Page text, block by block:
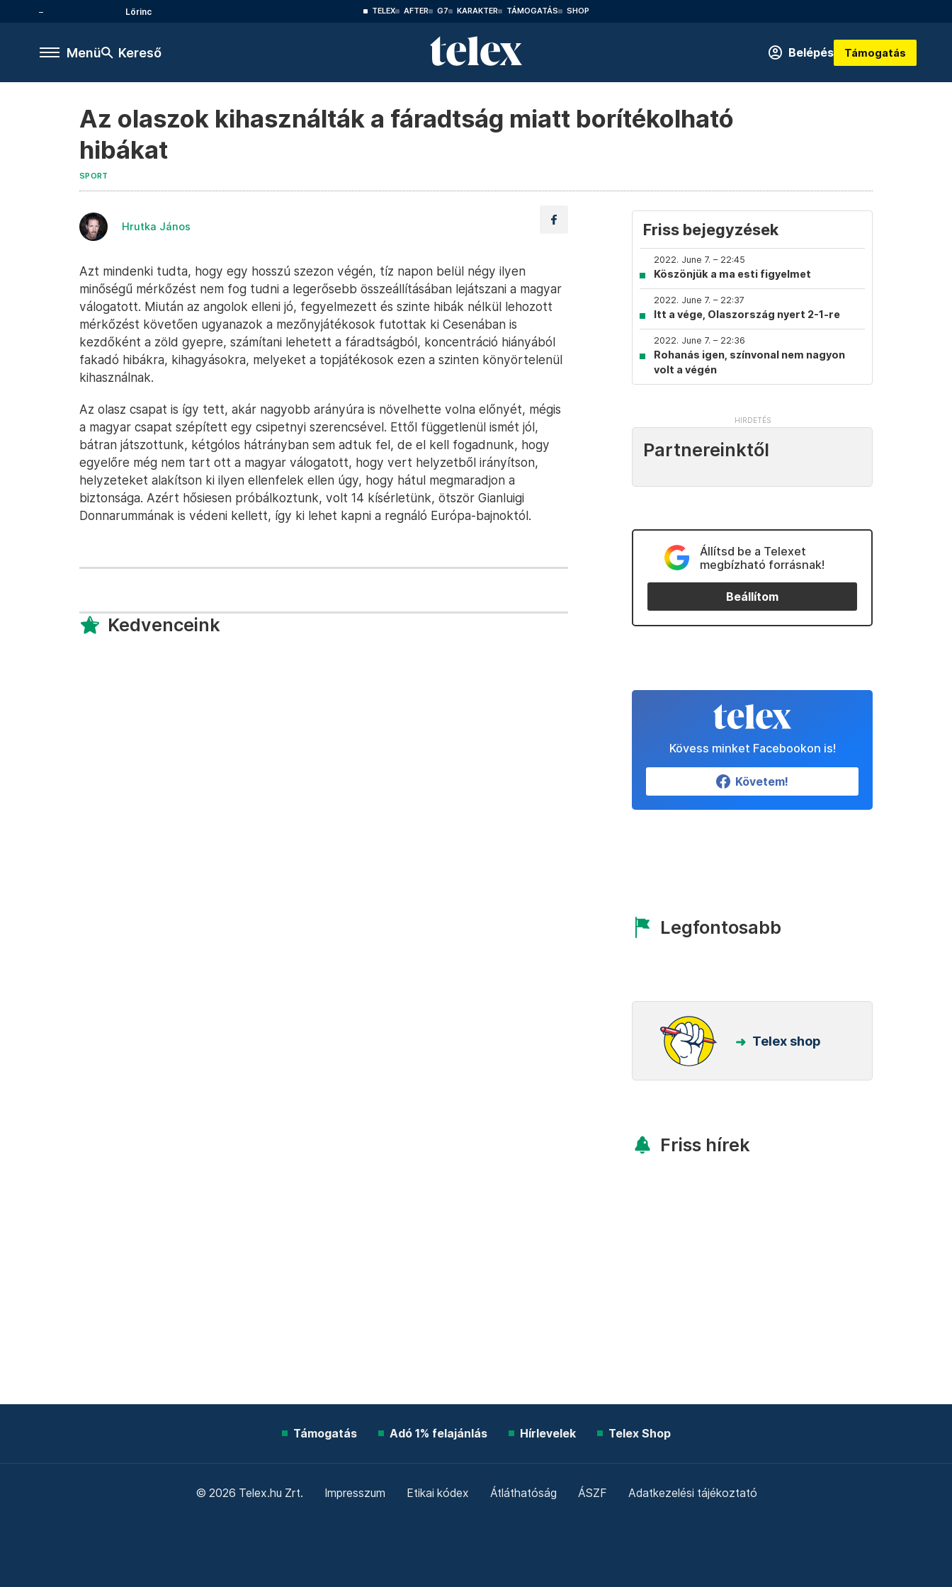
Lőrinc TELEX AFTER G7 KARAKTER TÁMOGATÁS SHOP
Menü Kereső Belépés Támogatás
Az olaszok kihasználták a fáradtság miatt borítékolható
hibákat
SPORT
Hrutka János
Azt mindenki tudta, hogy egy hosszú szezon végén, tíz napon belül négy ilyen
minőségű mérkőzést nem fog tudni a legerősebb összeállításában lejátszani a magyar
válogatott. Miután az angolok elleni jó, fegyelmezett és szinte hibák nélkül lehozott
mérkőzést követően ugyanazok a mezőnyjátékosok futottak ki Cesenában is
kezdőként a zöld gyepre, számítani lehetett a fáradtságból, koncentráció hiányából
fakadó hibákra, kihagyásokra, melyeket a topjátékosok ezen a szinten könyörtelenül
kihasználnak.
Az olasz csapat is így tett, akár nagyobb arányúra is növelhette volna előnyét, mégis
a magyar csapat szépített egy csipetnyi szerencsével. Ettől függetlenül ismét jól,
bátran játszottunk, kétgólos hátrányban sem adtuk fel, de el kell fogadnunk, hogy
egyelőre még nem tart ott a magyar válogatott, hogy vert helyzetből irányítson,
helyzeteket alakítson ki ilyen ellenfelek ellen úgy, hogy hátul megmaradjon a
biztonsága. Azért hősiesen próbálkoztunk, volt 14 kísérletünk, ötször Gianluigi
Donnarummának is védeni kellett, így ki lehet kapni a regnáló Európa-bajnoktól.
Kedvenceink
Friss bejegyzések
2022. June 7. – 22:45
Köszönjük a ma esti figyelmet
2022. June 7. – 22:37
Itt a vége, Olaszország nyert 2-1-re
2022. June 7. – 22:36
Rohanás igen, színvonal nem nagyon
volt a végén
Partnereinktől
Állítsd be a Telexet
megbízható forrásnak!
Beállítom
Kövess minket Facebookon is!
Követem!
Legfontosabb
Telex shop
Friss hírek
Támogatás Adó 1% felajánlás Hírlevelek Telex Shop
© 2026 Telex.hu Zrt. Impresszum Etikai kódex Átláthatóság ÁSZF Adatkezelési tájékoztató